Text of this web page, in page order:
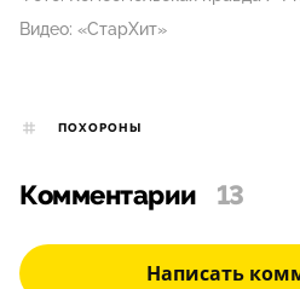
Видео: «СтарХит»
ПОХОРОНЫ
Комментарии 13
Написать